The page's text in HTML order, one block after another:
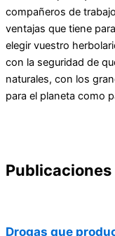
compañeros de
ventajas que tiene
elegir vuestro
con la seguridad de
naturales, con los
para el planeta como
Drogas que